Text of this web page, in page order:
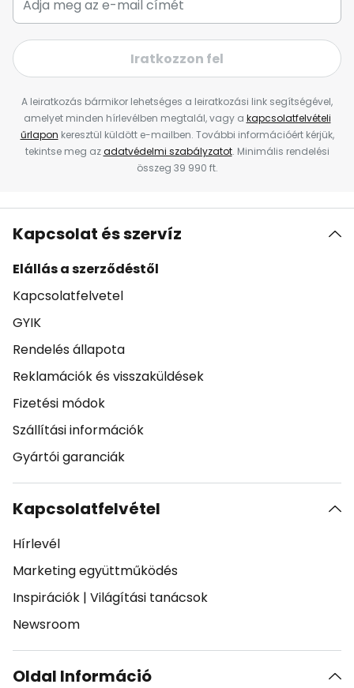
Iratkozzon fel
A leiratkozás bármikor lehetséges a leiratkozási link segítségével,
amelyet minden hírlevélben megtalál, vagy a kapcsolatfelvételi
űrlapon keresztül küldött e-mailben. További információért kérjük,
tekintse meg azadatvédelmi szabályzatot. Minimális rendelési
összeg 39 990 ft.
Kapcsolat és szervíz
Elállás a szerződéstől
Kapcsolatfelvetel
GYIK
Rendelés állapota
Reklamációk és visszaküldések
Fizetési módok
Szállítási információk
Gyártói garanciák
Kapcsolatfelvétel
Hírlevél
Marketing együttműködés
Inspirációk | Világítási tanácsok
Newsroom
Oldal Információ